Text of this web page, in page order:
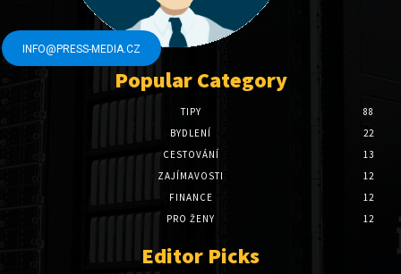
INFO@PRESS-MEDIA.CZ
Popular Category
TIPY
88
BYDLENÍ
22
CESTOVÁNÍ
13
ZAJÍMAVOSTI
12
FINANCE
12
PRO ŽENY
12
Editor Picks